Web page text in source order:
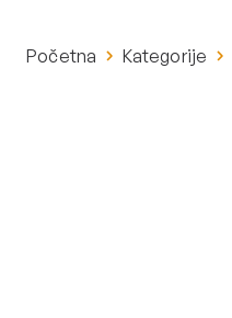
Početna Kategorije